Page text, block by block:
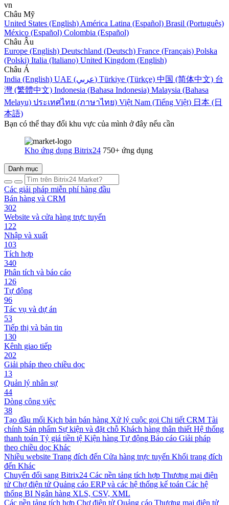
vn
Châu Mỹ
United States (English) América Latina (Español) Brasil (Português)
México (Español) Colombia (Español)
Châu Âu
Europe (English) Deutschland (Deutsch) France (Français) Polska
(Polski) Italia (Italiano) United Kingdom (English)
Châu Á
India (English)
UAE (عربي) Türkiye (Türkçe) 中国 (简体中文) 台
灣 (繁體中文) Indonesia (Bahasa Indonesia) Malaysia (Bahasa
Melayu) ประเทศไทย (ภาษาไทย) Việt Nam (Tiếng Việt) 日本 (日
本語)
Bạn có thể thay đổi khu vực của mình ở đây nếu cần
Kho ứng dụng Bitrix24 750+ ứng dụng
Danh mục
Các giải pháp miễn phí hàng đầu
Bán hàng và CRM
302
Website và cửa hàng trực tuyến
122
Nhập và xuất
103
Tích hợp
340
Phân tích và báo cáo
126
Tự động
96
Tác vụ và dự án
53
Tiếp thị và bản tin
130
Kênh giao tiếp
202
Giải pháp theo chiều dọc
13
Quản lý nhân sự
44
Dòng công việc
38
Tạo đầu mối Kịch bản bán hàng Xử lý cuộc gọi Chi tiết CRM Tài
chính Sản phẩm Sự kiện và đặt chỗ Khách hàng thân thiết Hệ thống
thanh toán Tỷ giá tiền tệ Kiện hàng Tự động Báo cáo Giải pháp
theo chiều dọc Khác
Nhiều website Trang đích đến Cửa hàng trực tuyến Khối trang đích
đến Khác
Chuyển đổi sang Bitrix24 Các nền tảng tích hợp Thương mại điện
tử Chợ điện tử Quảng cáo ERP và các hệ thống kế toán Các hệ
thống BI Ngân hàng XLS, CSV, XML
Các nền tảng tích hợp Chợ điện tử Quảng cáo Thương mại điện tử